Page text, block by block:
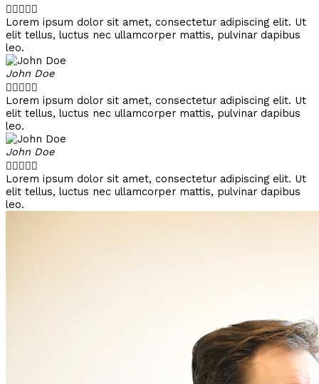

Lorem ipsum dolor sit amet, consectetur adipiscing elit. Ut
elit tellus, luctus nec ullamcorper mattis, pulvinar dapibus
leo.
John Doe

Lorem ipsum dolor sit amet, consectetur adipiscing elit. Ut
elit tellus, luctus nec ullamcorper mattis, pulvinar dapibus
leo.
John Doe

Lorem ipsum dolor sit amet, consectetur adipiscing elit. Ut
elit tellus, luctus nec ullamcorper mattis, pulvinar dapibus
leo.